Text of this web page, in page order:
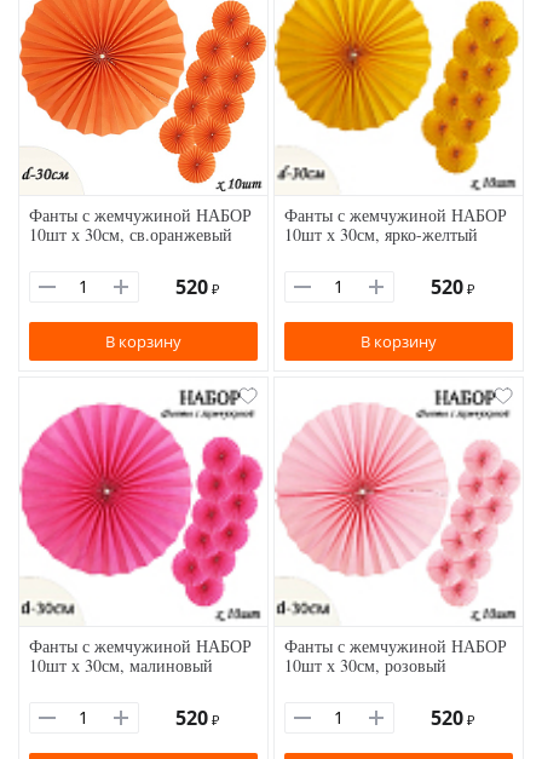
Фанты с жемчужиной НАБОР
10шт х 30см, св.оранжевый
520 ₽
В корзину
Фанты с жемчужиной НАБОР
10шт х 30см, ярко-желтый
520 ₽
В корзину
Фанты с жемчужиной НАБОР
10шт х 30см, малиновый
520 ₽
Фанты с жемчужиной НАБОР
10шт х 30см, розовый
520 ₽